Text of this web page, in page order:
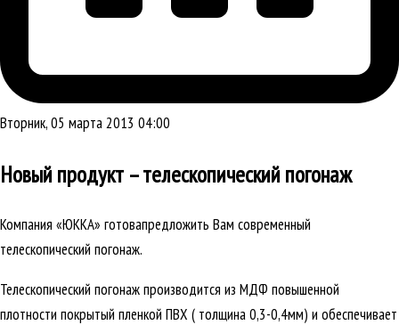
Вторник, 05 марта 2013 04:00
Новый продукт – телескопический погонаж
Компания «ЮККА» готовапредложить Вам современный
телескопический погонаж.
Телескопический погонаж производится из МДФ повышенной
плотности покрытый пленкой ПВХ ( толщина 0,3-0,4мм) и обеспечивает